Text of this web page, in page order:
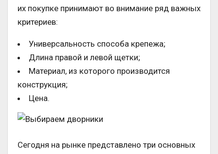
их покупке принимают во внимание ряд важных
критериев:
Универсальность способа крепежа;
Длина правой и левой щетки;
Материал, из которого производится
конструкция;
Цена.
Сегодня на рынке представлено три основных